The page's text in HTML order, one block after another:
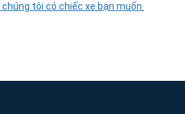
chúng tôi có chiếc xe bạn muốn.